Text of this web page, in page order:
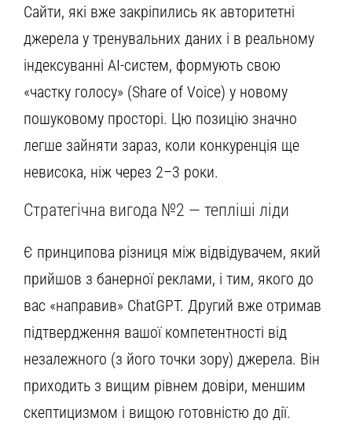
Сайти, які вже закріпились як авторитетні
джерела у тренувальних даних і в реальному
індексуванні AI-систем, формують свою
«частку голосу» (Share of Voice) у новому
пошуковому просторі. Цю позицію значно
легше зайняти зараз, коли конкуренція ще
невисока, ніж через 2–3 роки.
Стратегічна вигода №2 — тепліші ліди
Є принципова різниця між відвідувачем, який
прийшов з банерної реклами, і тим, якого до
вас «направив» ChatGPT. Другий вже отримав
підтвердження вашої компетентності від
незалежного (з його точки зору) джерела. Він
приходить з вищим рівнем довіри, меншим
скептицизмом і вищою готовністю до дії.